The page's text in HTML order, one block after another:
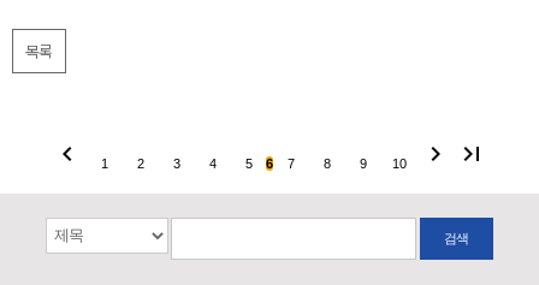
목록
chevron_left 1 2 3 4 5 6 7 8 9 10 chevron_right last_page
검색